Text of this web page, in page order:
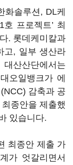
솔루션, DL케
프로젝트’ 최
. 롯데케미칼과
고, 일부 생산라
산산단에서는
오일뱅크가 에
감축과 공
종안을 제출했
있습니다.
최종안 제출 가
가 엇갈리면서